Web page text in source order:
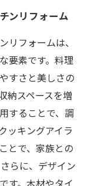
ンリフォーム
リフォームは、
要素です。料理
すさと美しさの
納スペースを増
することで、調
ッキングアイラ
とで、家族との
らに、デザイン
す。木材やタイ